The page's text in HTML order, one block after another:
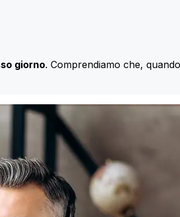
giorno. Comprendiamo che,